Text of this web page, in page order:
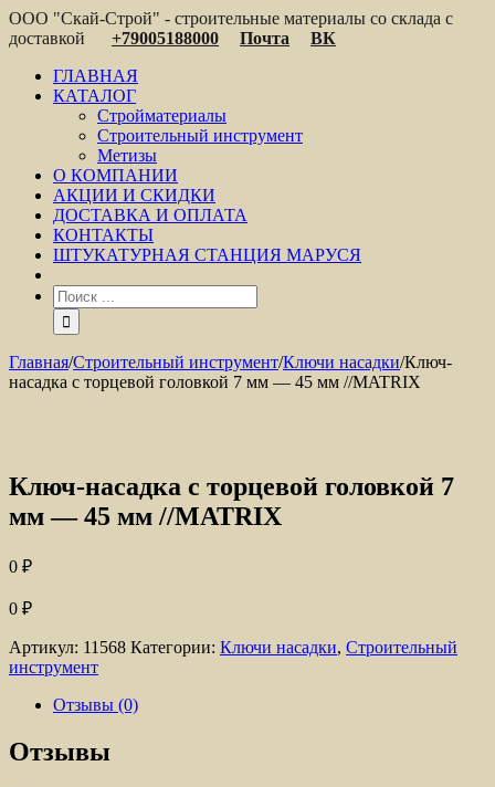
ООО "Скай-Строй" - строительные материалы со склада с
доставкой
+79005188000 Почта
ВК
ГЛАВНАЯ
КАТАЛОГ
Стройматериалы
Строительный инструмент
Метизы
О КОМПАНИИ
АКЦИИ И СКИДКИ
ДОСТАВКА И ОПЛАТА
КОНТАКТЫ
ШТУКАТУРНАЯ СТАНЦИЯ МАРУСЯ
Главная/Строительный инструмент/Ключи насадки/Ключ-
насадка с торцевой головкой 7 мм — 45 мм //MATRIX
Ключ-насадка с торцевой головкой 7
мм — 45 мм //MATRIX
0 ₽
0 ₽
Артикул: 11568 Категории: Ключи насадки, Строительный
инструмент
Отзывы (0)
Отзывы